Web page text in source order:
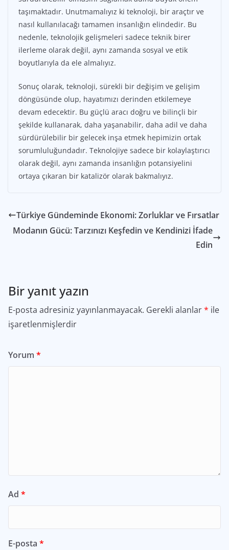
taşımaktadır. Unutmamalıyız ki teknoloji, bir araçtır ve
nasıl kullanılacağı tamamen insanlığın elindedir. Bu
nedenle, teknolojik gelişmeleri sadece teknik birer
ilerleme olarak değil, aynı zamanda sosyal ve etik
boyutlarıyla da ele almalıyız.
Sonuç olarak, teknoloji, sürekli bir değişim ve gelişim
döngüsünde olup, hayatımızı derinden etkilemeye
devam edecektir. Bu güçlü aracı doğru ve bilinçli bir
şekilde kullanarak, daha yaşanabilir, daha adil ve daha
sürdürülebilir bir gelecek inşa etmek hepimizin ortak
sorumluluğundadır. Teknolojiye sadece bir kolaylaştırıcı
olarak değil, aynı zamanda insanlığın potansiyelini
ortaya çıkaran bir katalizör olarak bakmalıyız.
Türkiye Gündeminde Ekonomi: Zorluklar ve Fırsatlar
Modanın Gücü: Tarzınızı Keşfedin ve Kendinizi İfade
Edin
Bir yanıt yazın
E-posta adresiniz yayınlanmayacak. Gerekli alanlar* ile
işaretlenmişlerdir
Yorum *
Ad *
E-posta *